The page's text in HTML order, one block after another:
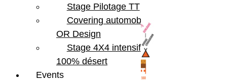
7 balises – Etape en boucleStage Pilotage TT
Covering automobile –
OR Design
Stage 4X4 intensif
100% désert
Events